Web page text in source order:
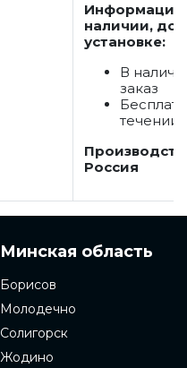
Информация
наличии,
установке:
В
заказ
течении
Россия
Минская область
Борисов
Молодечно
Солигорск
Жодино